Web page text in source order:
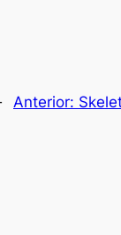
Anterior: